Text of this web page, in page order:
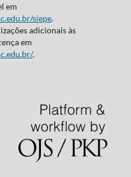
em
siepe.
adicionais às
em
.